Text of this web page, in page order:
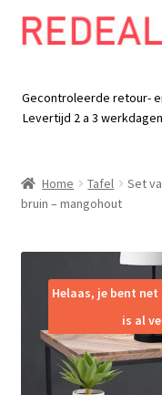
Skip
Skip
Baby en kind
Kleding
Gecontroleerde retour-
Levertijd 2 a 3 werkdagen
Home Tafel
Set
bruin – mangohout
Helaas, je bent
is al